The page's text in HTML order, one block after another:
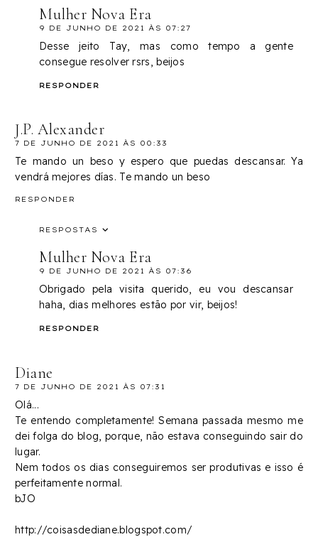
Mulher Nova Era
9 DE JUNHO DE 2021 ÀS 07:27
Desse jeito Tay, mas como tempo a gente
consegue resolver rsrs, beijos
RESPONDER
J.P. Alexander
7 DE JUNHO DE 2021 ÀS 00:33
Te mando un beso y espero que puedas descansar. Ya
vendrá mejores días. Te mando un beso
RESPONDER
RESPOSTAS
Mulher Nova Era
9 DE JUNHO DE 2021 ÀS 07:36
Obrigado pela visita querido, eu vou descansar
haha, dias melhores estão por vir, beijos!
RESPONDER
Diane
7 DE JUNHO DE 2021 ÀS 07:31
Olá...
Te entendo completamente! Semana passada mesmo me
dei folga do blog, porque, não estava conseguindo sair do
lugar.
Nem todos os dias conseguiremos ser produtivas e isso é
perfeitamente normal.
bJO
http://coisasdediane.blogspot.com/